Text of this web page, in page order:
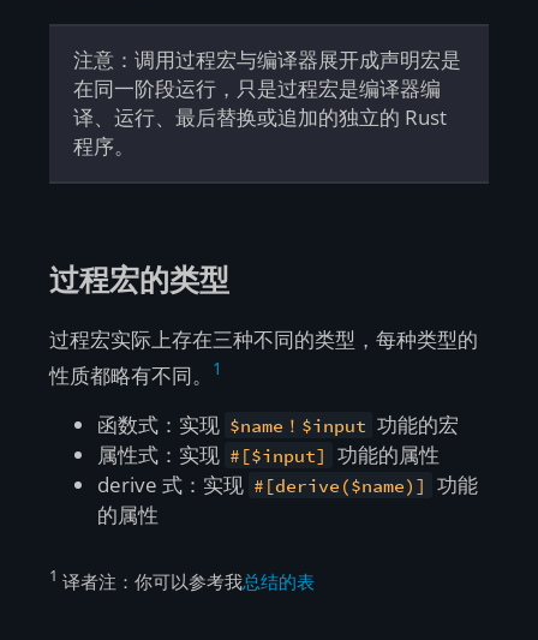
注意：调用过程宏与编译器展开成声明宏是
在同一阶段运行，只是过程宏是编译器编
译、运行、最后替换或追加的独立的 Rust
程序。
过程宏的类型
过程宏实际上存在三种不同的类型，每种类型的
性质都略有不同。
1
函数式：实现 $name！$input 功能的宏
属性式：实现 #[$input]
功能的属性
derive 式：实现 #[derive($name)]
功能
的属性
1 译者注：你可以参考我总结的表